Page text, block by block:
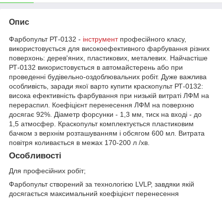
Опис
Фарбопульт РТ-0132 - інструментпрофесійного класу,
використовується для високоефективного фарбування різних
поверхонь: дерев'яних, пластикових, металевих. Найчастіше
РТ-0132 використовується в автомайстерень або при
проведенні будівельно-оздоблювальних робіт. Дуже важлива
особливість, заради якої варто купити краскопульт РТ-0132:
висока ефективність фарбування при низькій витраті ЛФМ на
перераспил. Коефіцієнт перенесення ЛФМ на поверхню
досягає 92%. Діаметр форсунки - 1,3 мм, тиск на вході - до
1,5 атмосфер. Краскопульт комплектується пластиковим
бачком з верхнім розташуванням і обсягом 600 мл. Витрата
повітря коливається в межах 170-200 л /хв.
Особливості
Для професійних робіт;
Фарбопульт створений за технологією LVLP, завдяки якій
досягається максимальний коефіцієнт перенесення